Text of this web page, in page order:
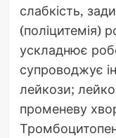
слабкість,
(поліцитемія)
ускладнює
супроводжує
лейкози;
променеву